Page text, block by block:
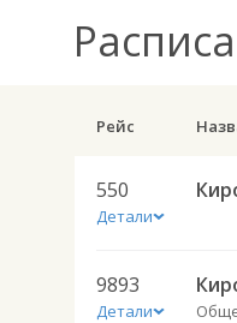
Рейс
550
Детали
9893
Детали